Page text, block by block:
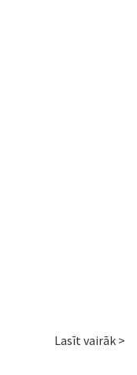
Lasīt vairāk >